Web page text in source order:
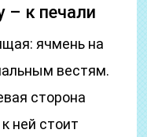
– к печали
ячмень на
вестям.
сторона
ней стоит